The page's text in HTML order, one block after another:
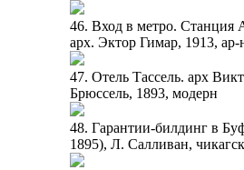
46. Вход в метро. Станция
арх. Эктор Гимар, 1913, ар-
47. Отель Тассель. арх
Брюссель, 1893, модерн
48. Гарантии-билдинг в
1895), Л. Салливан,